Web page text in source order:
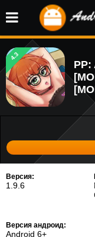
4.3
PP:
Версия:
1.9.6
Версия андроид:
Android 6+